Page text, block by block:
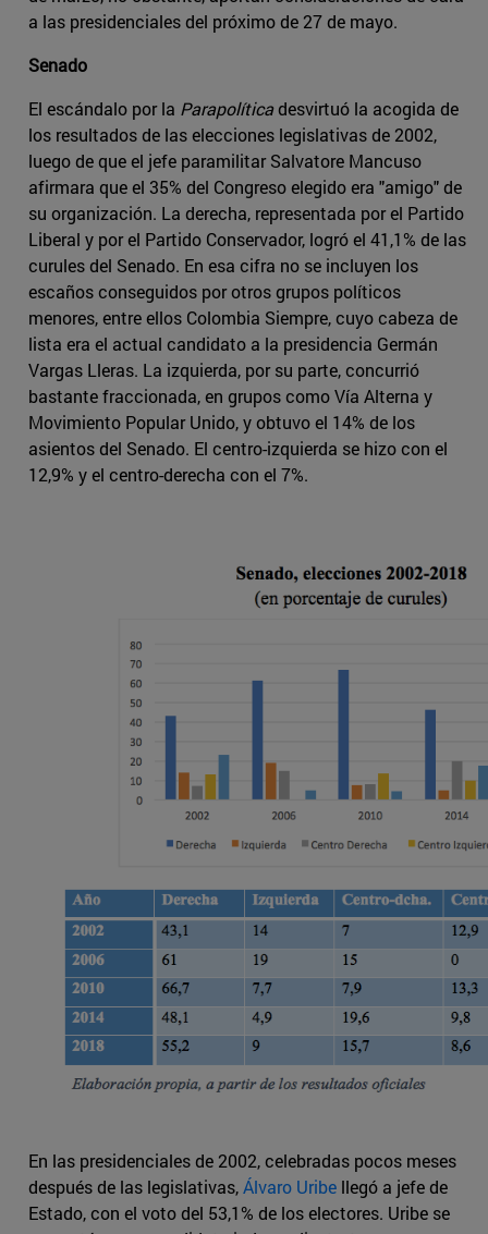
a las presidenciales del próximo de 27 de mayo.
Senado
El escándalo por la Parapolíticadesvirtuó la acogida de
los resultados de las elecciones legislativas de 2002,
luego de que el jefe paramilitar Salvatore Mancuso
afirmara que el 35% del Congreso elegido era "amigo" de
su organización. La derecha, representada por el Partido
Liberal y por el Partido Conservador, logró el 41,1% de las
curules del Senado. En esa cifra no se incluyen los
escaños conseguidos por otros grupos políticos
menores, entre ellos Colombia Siempre, cuyo cabeza de
lista era el actual candidato a la presidencia Germán
Vargas Lleras. La izquierda, por su parte, concurrió
bastante fraccionada, en grupos como Vía Alterna y
Movimiento Popular Unido, y obtuvo el 14% de los
asientos del Senado. El centro-izquierda se hizo con el
12,9% y el centro-derecha con el 7%.
En las presidenciales de 2002, celebradas pocos meses
después de las legislativas,Álvaro Uribe llegó a jefe de
Estado, con el voto del 53,1% de los electores. Uribe se